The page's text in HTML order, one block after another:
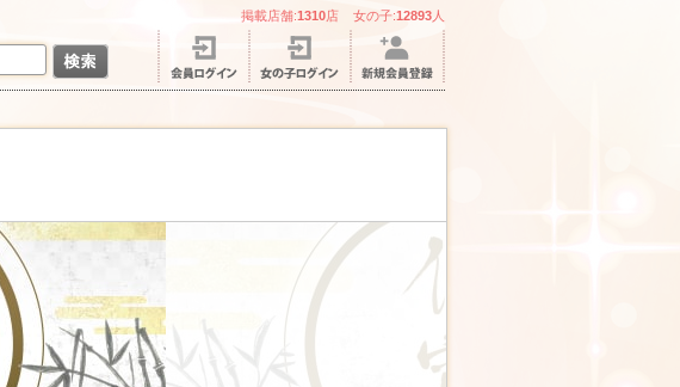
掲載店舗:1310店 女の子:12893 人